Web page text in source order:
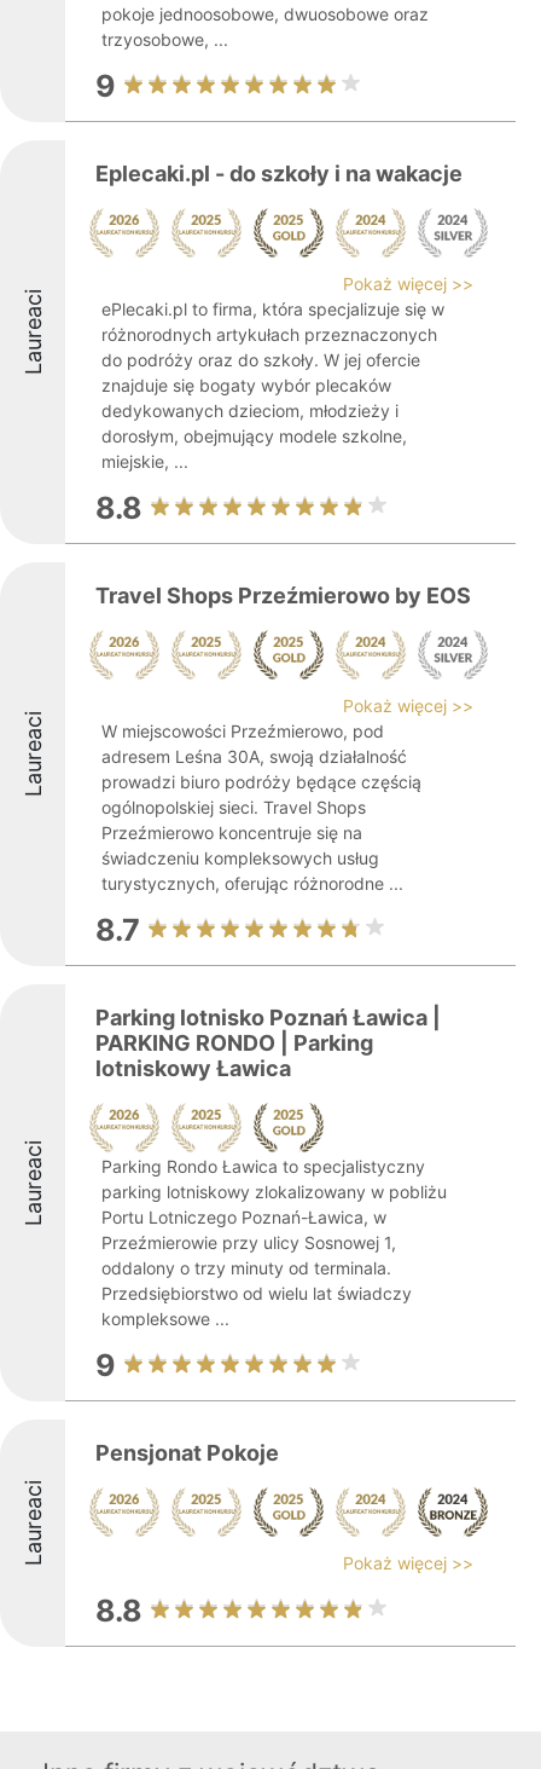
pokoje jednoosobowe, dwuosobowe oraz
trzyosobowe, ...
9
Laureaci
Eplecaki.pl - do szkoły i na wakacje
Pokaż więcej >>
ePlecaki.pl to firma, która specjalizuje się w
różnorodnych artykułach przeznaczonych
do podróży oraz do szkoły. W jej ofercie
znajduje się bogaty wybór plecaków
dedykowanych dzieciom, młodzieży i
dorosłym, obejmujący modele szkolne,
miejskie, ...
8.8
Laureaci
Travel Shops Przeźmierowo by EOS
Pokaż więcej >>
W miejscowości Przeźmierowo, pod
adresem Leśna 30A, swoją działalność
prowadzi biuro podróży będące częścią
ogólnopolskiej sieci. Travel Shops
Przeźmierowo koncentruje się na
świadczeniu kompleksowych usług
turystycznych, oferując różnorodne ...
8.7
Laureaci
Parking lotnisko Poznań Ławica |
PARKING RONDO | Parking
lotniskowy Ławica
Parking Rondo Ławica to specjalistyczny
parking lotniskowy zlokalizowany w pobliżu
Portu Lotniczego Poznań-Ławica, w
Przeźmierowie przy ulicy Sosnowej 1,
oddalony o trzy minuty od terminala.
Przedsiębiorstwo od wielu lat świadczy
kompleksowe ...
9
Laureaci
Pensjonat Pokoje
Pokaż więcej >>
8.8